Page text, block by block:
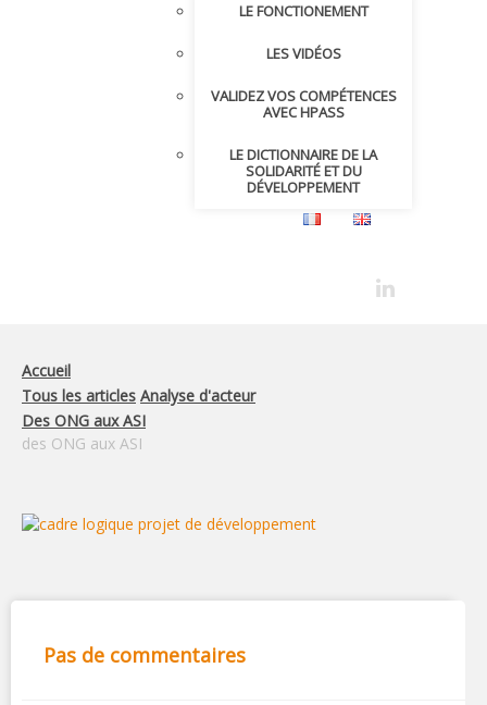
LE FONCTIONEMENT
LES VIDÉOS
VALIDEZ VOS COMPÉTENCES
AVEC HPASS
LE DICTIONNAIRE DE LA
SOLIDARITÉ ET DU
DÉVELOPPEMENT
Accueil
Tous les articles Analyse d'acteur
Des ONG aux ASI
des ONG aux ASI
Pas de commentaires